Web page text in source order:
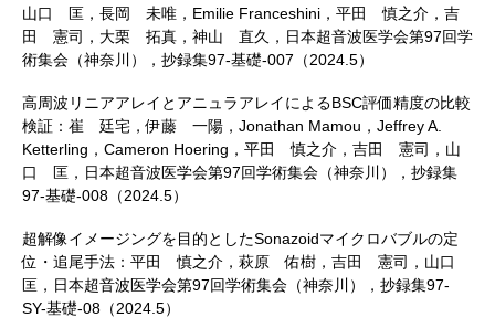
山口 匡，長岡 未唯，Emilie Franceshini，平田 慎之介，吉
田 憲司，大栗 拓真，神山 直久，日本超音波医学会第97回学
術集会（神奈川），抄録集97-基礎-007（2024.5）
高周波リニアアレイとアニュラアレイによるBSC評価精度の比較
検証：崔 廷宅，伊藤 一陽，Jonathan Mamou，Jeffrey A.
Ketterling，Cameron Hoering，平田 慎之介，吉田 憲司，山
口 匡，日本超音波医学会第97回学術集会（神奈川），抄録集
97-基礎-008（2024.5）
超解像イメージングを目的としたSonazoidマイクロバブルの定
位・追尾手法：平田 慎之介，萩原 佑樹，吉田 憲司，山口
匡，日本超音波医学会第97回学術集会（神奈川），抄録集97-
SY-基礎-08（2024.5）